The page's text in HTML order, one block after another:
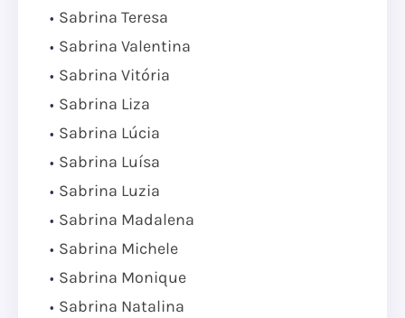
Sabrina Teresa
Sabrina Valentina
Sabrina Vitória
Sabrina Liza
Sabrina Lúcia
Sabrina Luísa
Sabrina Luzia
Sabrina Madalena
Sabrina Michele
Sabrina Monique
Sabrina Natalina